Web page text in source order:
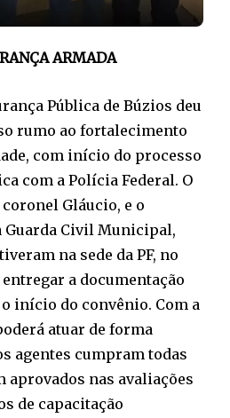
ARMADA
Pública de Búzios deu
rumo ao fortalecimento
com início do processo
com a Polícia Federal. O
Gláucio, e o
Guarda Civil Municipal,
na sede da PF, no
a documentação
início do convênio. Com a
atuar de forma
agentes cumpram todas
aprovados nas avaliações
de capacitação